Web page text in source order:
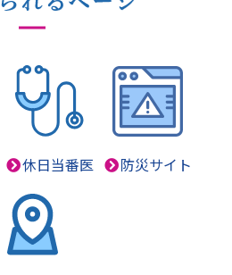
休日当番医 防災サイト